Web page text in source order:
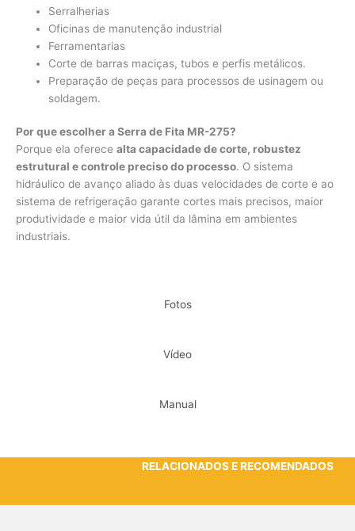
Fotos
Vídeo
Manual
Serralherias
Oficinas de manutenção industrial
Ferramentarias
Corte de barras maciças, tubos e perfis metálicos.
Preparação de peças para processos de usinagem ou
soldagem.
Por que escolher a Serra de Fita MR-275?
Porque ela oferece alta capacidade de corte, robustez
estrutural e controle preciso do processo. O sistema
hidráulico de avanço aliado às duas velocidades de corte e ao
sistema de refrigeração garante cortes mais precisos, maior
produtividade e maior vida útil da lâmina em ambientes
industriais.
RELACIONADOS E RECOMENDADOS